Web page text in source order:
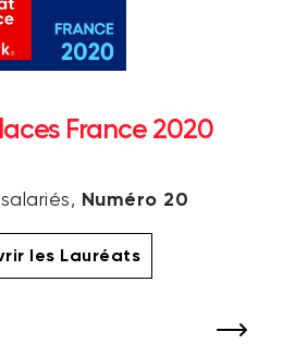
France 2020
Numéro 20
les Lauréats